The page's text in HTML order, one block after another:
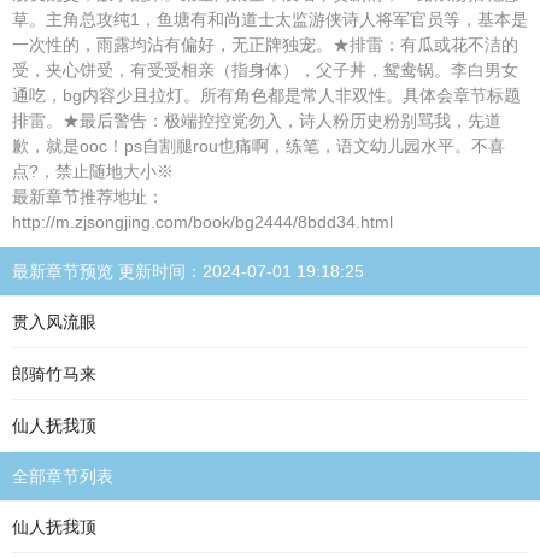
草。主角总攻纯1，鱼塘有和尚道士太监游侠诗人将军官员等，基本是
一次性的，雨露均沾有偏好，无正牌独宠。★排雷：有瓜或花不洁的
受，夹心饼受，有受受相亲（指身体），父子丼，鸳鸯锅。李白男女
通吃，bg内容少且拉灯。所有角色都是常人非双性。具体会章节标题
排雷。★最后警告：极端控控党勿入，诗人粉历史粉别骂我，先道
歉，就是ooc！ps自割腿rou也痛啊，练笔，语文幼儿园水平。不喜
点?，禁止随地大小※
最新章节推荐地址：
http://m.zjsongjing.com/book/bg2444/8bdd34.html
最新章节预览 更新时间：2024-07-01 19:18:25
贯入风流眼
郎骑竹马来
仙人抚我顶
全部章节列表
仙人抚我顶